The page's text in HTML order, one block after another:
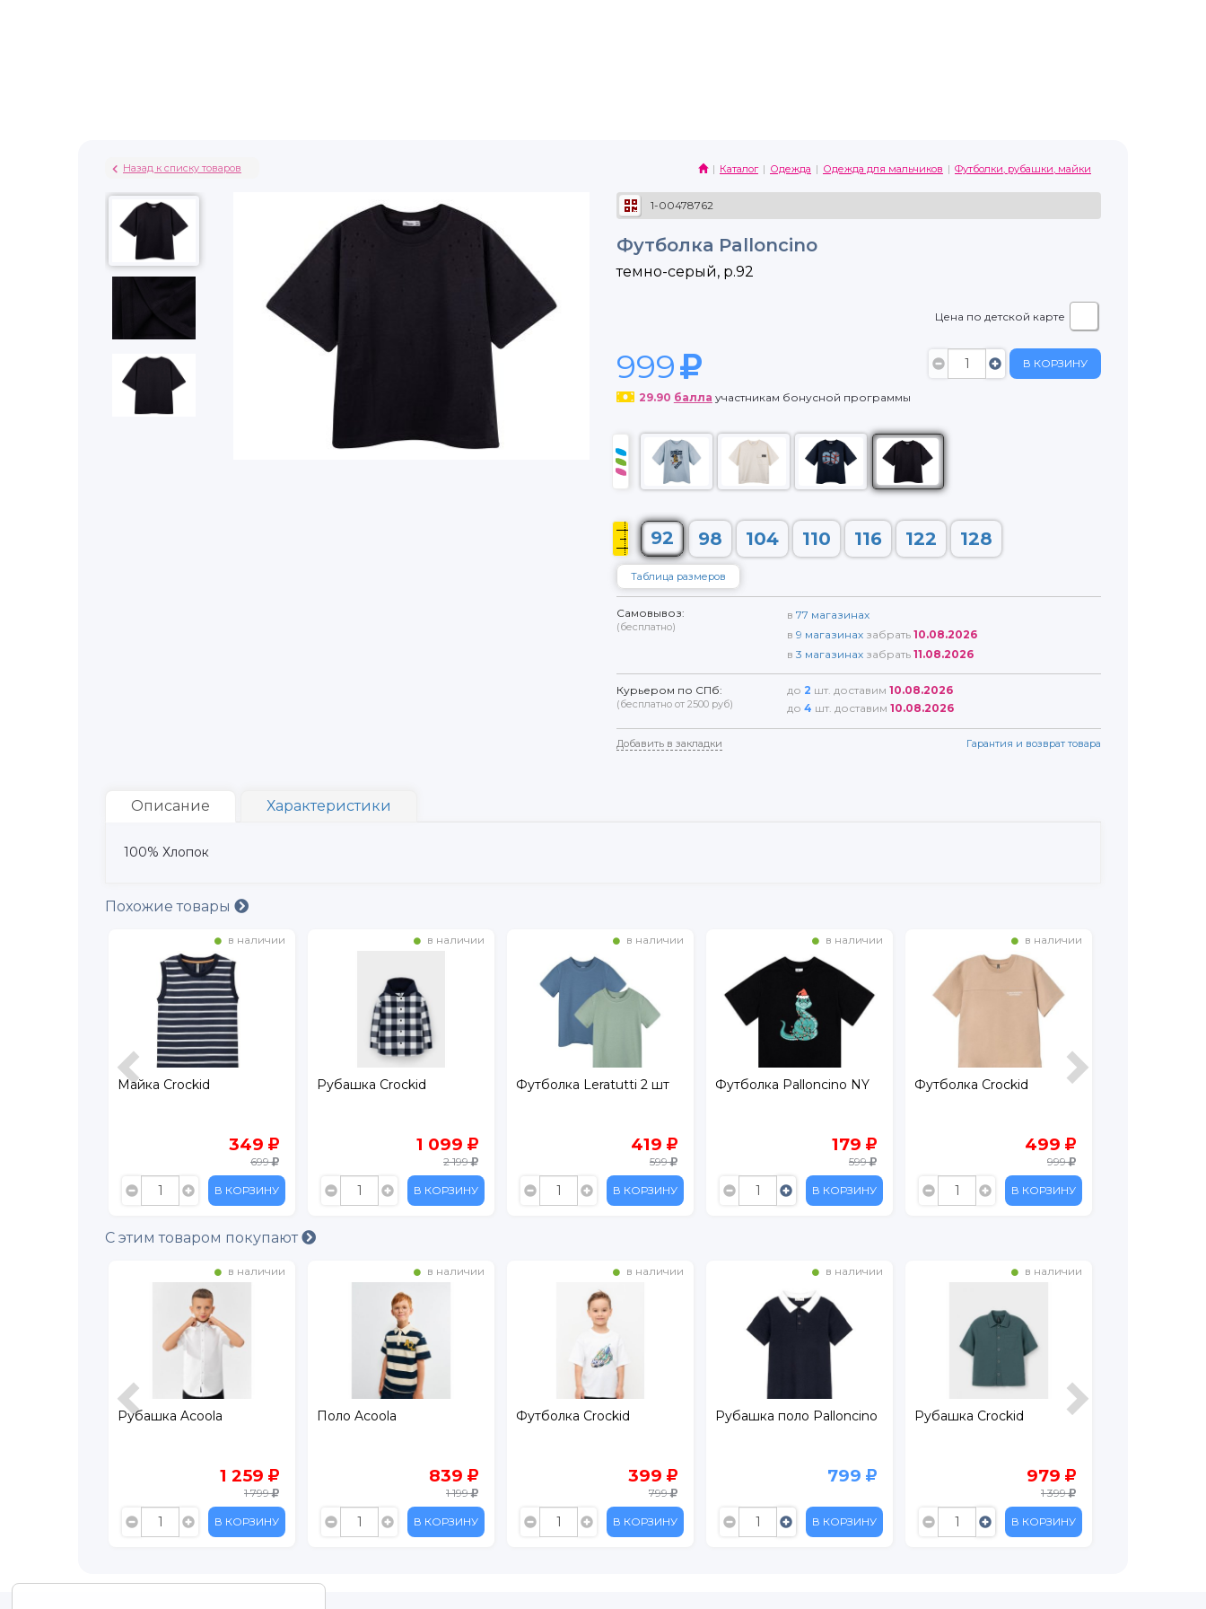
Назад к списку товаров Каталог Одежда Одежда для мальчиков Футболки, рубашки, майки
1-00478762
Футболка Palloncino
темно-серый, р.92
Цена по детской карте
999 В КОРЗИНУ
29.90 балла участникам бонусной программы
92 98 104 110 116 122 128
Таблица размеров
Самовывоз:
(бесплатно)
в 77 магазинах
в 9 магазинах забрать 10.08.2026
в 3 магазинах забрать 11.08.2026
Курьером по СПб:
(бесплатно от 2500 руб)
до 2 шт. доставим 10.08.2026
до 4 шт. доставим 10.08.2026
Добавить в закладки Гарантия и возврат товара
Описание Характеристики
100% Хлопок
Похожие товары
в наличии
Майка Crockid
349
699
В КОРЗИНУ
в наличии
Рубашка Crockid
1 099
2 199
В КОРЗИНУ
в наличии
Футболка Leratutti 2 шт
419
599
В КОРЗИНУ
в наличии
Футболка Palloncino NY
179
599
В КОРЗИНУ
в наличии
Футболка Crockid
499
999
В КОРЗИНУ
С этим товаром покупают
в наличии
Рубашка Acoola
1 259
1 799
В КОРЗИНУ
в наличии
Поло Acoola
839
1 199
В КОРЗИНУ
в наличии
Футболка Crockid
399
799
В КОРЗИНУ
в наличии
Рубашка поло Palloncino
799
В КОРЗИНУ
в наличии
Рубашка Crockid
979
1 399
В КОРЗИНУ